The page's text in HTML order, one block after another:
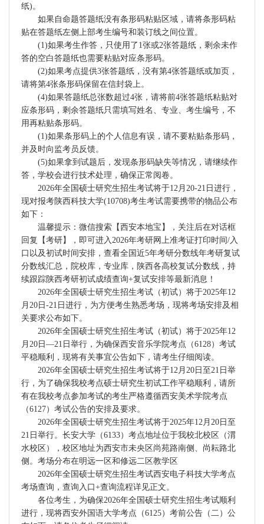
纸)。
如果自命题答题纸没有条形码粘贴区域，请将条形码粘
贴在答题纸左侧上部考生编号和装订线之间位置。
(1)如果考生作答，只使用了1张或2张答题纸，剩余未作
答的空白答题纸也需要粘贴对应条形码。
(2)如果考点提供3张答题纸，没有第4张答题纸或加页，
请将第4张条形码保留在信封袋上。
(4)如果答题纸总张数超过4张，请将前4张答题纸粘贴对
应条形码，剩余答题纸只需填写姓名、专业、考生编号，不
用再粘贴条形码。
(1)如果条形码上的个人信息有误，请不要粘贴条形码，
并及时向监考员反馈。
(5)如果拿到试题后，发现条形码缺失等情况，请继续作
答，学校会进行技术处理，确保正常阅卷。
2026年全国硕士研究生招生考试将于12月20-21日进行，
现对报考陕西科技大学(10708)考生考试需要携带的物品公布
如下：
温馨提示：微信搜索【西安本地宝】，关注后在对话框
回复【考研】，即可进入2026年考研网上准考证打印时间/入
口以及初试时间安排，查看全国近5年考研分数线年考研复试
分数线汇总，院校库，专业库，陕西各高校复试分数线，持
续跟踪陕西考研初试成绩查询+复试安排等最新消息！
2026年全国硕士研究生招生考试（初试）将于2025年12
月20日-21日进行，为方便考生熟悉考场，现将考场安排及相
关要求公布如下。
2026年全国硕士研究生招生考试（初试）将于2025年12
月20日—21日举行，为确保西安音乐学院考点（6128）考试
平稳顺利，现将有关事宜公告如下，请考生仔细阅读。
2026年全国硕士研究生招生考试将于12月20日至21日举
行，为了确保我校考点硕士研究生初试工作平稳顺利，请所
有在我校考点参加考试的考生严格遵循西安美术学院考点
（6127）考试公告的安排及要求。
2026年全国硕士研究生招生考试将于2025年12月20日至
21日举行。长安大学（6133）考点地址位于我校北校区（渭
水校区），校区地址为西安市未央区尚苑路南侧、尚耘路北
侧。考场分布在明远一区和修远二区教学区
2026年全国硕士研究生招生考试西安电子科技大学考点
考场查询，查询入口+查询流程详见正文。
各位考生，为确保2026年全国硕士研究生招生考试顺利
进行，现将西安外国语大学考点（6125）考前公告（二）公